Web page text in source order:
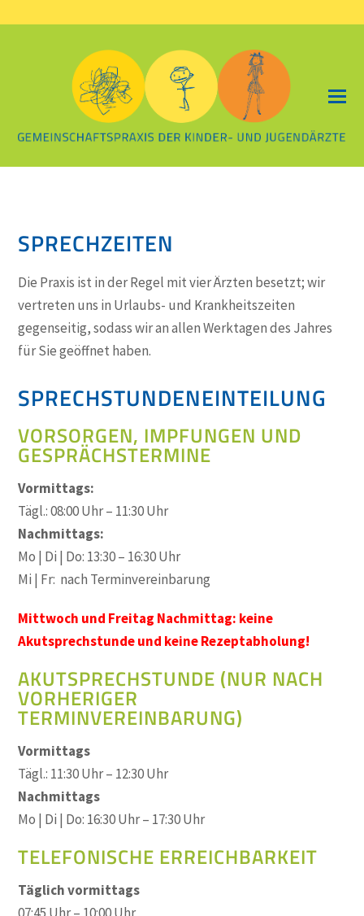
SPRECHZEITEN
Die Praxis ist in der Regel mit vier Ärzten besetzt; wir
vertreten uns in Urlaubs- und Krankheitszeiten
gegenseitig, sodass wir an allen Werktagen des Jahres
für Sie geöffnet haben.
SPRECHSTUNDENEINTEILUNG
VORSORGEN, IMPFUNGEN UND
GESPRÄCHSTERMINE
Vormittags:
Tägl.: 08:00 Uhr – 11:30 Uhr
Nachmittags:
Mo | Di | Do: 13:30 – 16:30 Uhr
Mi | Fr: nach Terminvereinbarung
Mittwoch und Freitag Nachmittag: keine
Akutsprechstunde und keine Rezeptabholung!
AKUTSPRECHSTUNDE (NUR NACH
VORHERIGER
TERMINVEREINBARUNG)
Vormittags
Tägl.: 11:30 Uhr – 12:30 Uhr
Nachmittags
Mo | Di | Do: 16:30 Uhr – 17:30 Uhr
TELEFONISCHE ERREICHBARKEIT
Täglich vormittags